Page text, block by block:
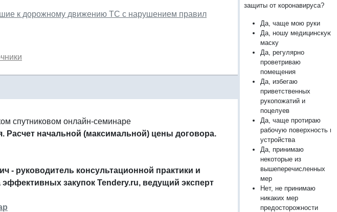
к дорожному движению ТС с нарушением правил
спутниковом онлайн-семинаре
Расчет начальной (максимальной) цены договора.
- руководитель консультационной практики и
закупок Tendery.ru, ведущий эксперт
защиты от коронавируса?
Да, чаще мою руки
Да, ношу медицинскую
маску
Да, регулярно
проветриваю
помещения
Да, избегаю
приветственных
рукопожатий и
поцелуев
Да, чаще протираю
рабочую поверхность и
устройства
Да, принимаю
некоторые из
вышеперечисленных
мер
Нет, не принимаю
никаких мер
предосторожности